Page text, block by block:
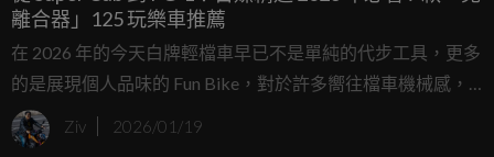
離合器」125 玩樂車推薦
在 2026 年的今天白牌輕檔車早已不是單純的代步工具，更多
的是展現個人品味的 Fun Bike，對於許多嚮往檔車機械感，
卻又討厭在市區塞車時瘋狂拉離合器的騎士來說，搭載自動
離心式離合器的車款簡直是救贖，這類車款讓你保有腳踩換
Ziv 2026/01/19